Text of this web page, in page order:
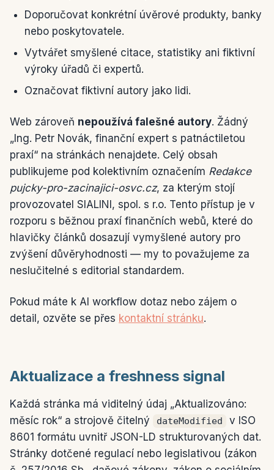
Doporučovat konkrétní úvěrové produkty, banky
nebo poskytovatele.
Vytvářet smyšlené citace, statistiky ani fiktivní
výroky úřadů či expertů.
Označovat fiktivní autory jako lidi.
Web zároveň nepoužívá falešné autory. Žádný
„Ing. Petr Novák, finanční expert s patnáctiletou
praxí“ na stránkách nenajdete. Celý obsah
publikujeme pod kolektivním označením Redakce
pujcky-pro-zacinajici-osvc.cz, za kterým stojí
provozovatel SIALINI, spol. s r.o. Tento přístup je v
rozporu s běžnou praxí finančních webů, které do
hlavičky článků dosazují vymyšlené autory pro
zvýšení důvěryhodnosti — my to považujeme za
neslučitelné s editorial standardem.
Pokud máte k AI workflow dotaz nebo zájem o
detail, ozvěte se přes kontaktní stránku.
Aktualizace a freshness signal
Každá stránka má viditelný údaj „Aktualizováno:
měsíc rok“ a strojově čitelný
dateModified
v ISO
8601 formátu uvnitř JSON-LD strukturovaných dat.
Stránky dotčené regulací nebo legislativou (zákon